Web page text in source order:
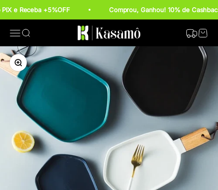
e Receba +5%OFF Comprou, Ganhou! 10% de
Abrir menu de navegação
Abrir pesquisa Kasamô Rastrear
Abrir
Zoom na imagem